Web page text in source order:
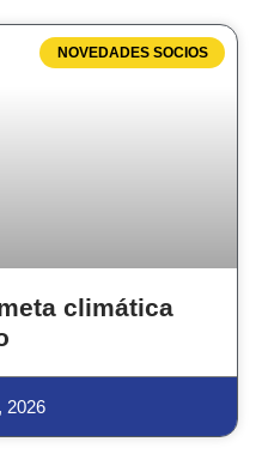
NOVEDADES SOCIOS
climática
2026